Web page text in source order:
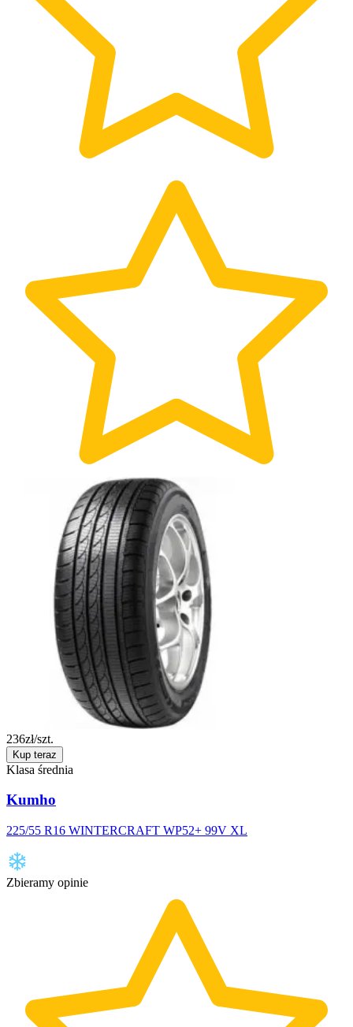
236zł/szt.
Kup teraz
Klasa średnia
Kumho
225/55 R16 WINTERCRAFT WP52+ 99V XL
Zbieramy opinie